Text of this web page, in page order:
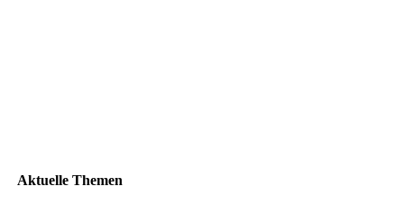
Aktuelle Themen